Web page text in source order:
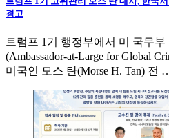
경고
트럼프 1기 행정부에서 미 국무
(Ambassador-at-Large for Global
미국인 모스 탄(Morse H. Tan) 전